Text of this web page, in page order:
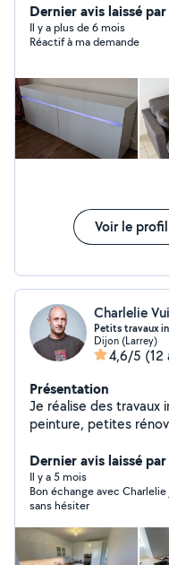
Dernier avis laissé
Il y a plus de 6 mois
Réactif à ma demande
Voir le profil
Charlelie
Petits travaux
Dijon (Larrey)
4,6/5 (12
Présentation
Je réalise des travaux
peinture, petites
proprement et
entièrement ma
béton.
Dernier avis laissé
Il y a 5 mois
Bon échange avec
sans hésiter